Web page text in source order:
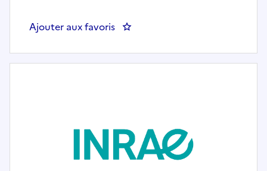
Ajouter aux favoris : Post-doctorant/e